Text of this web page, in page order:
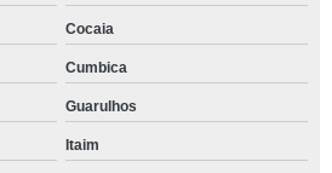
Cocaia
Cumbica
Guarulhos
Itaim